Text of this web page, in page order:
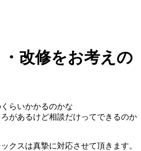
改修をお考えの
らいかかるのかな
があるけど相談だけってできるのか
クスは真摯に対応させて頂きます。